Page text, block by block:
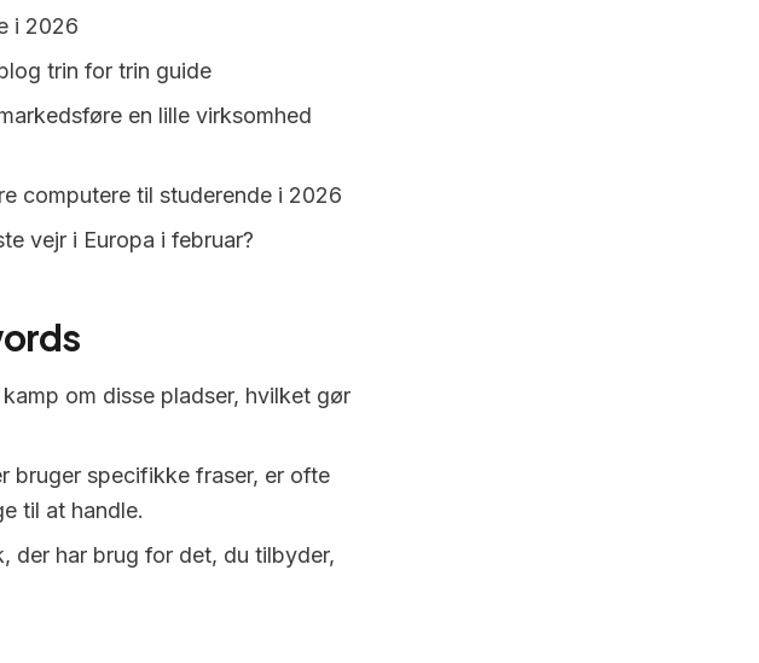
i 2026
trin for trin guide
en lille virksomhed
computere til studerende i 2026
vejr i Europa i februar?
om disse pladser, hvilket gør
bruger specifikke fraser, er ofte
til at handle.
der har brug for det, du tilbyder,